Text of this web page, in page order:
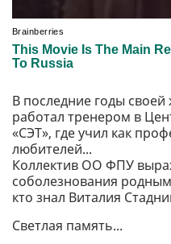
В последние годы
работал тренером в
«СЭТ», где учил как
любителей...
Коллектив ОО ФПУ
соболезнования
кто знал Виталия
Светлая память...